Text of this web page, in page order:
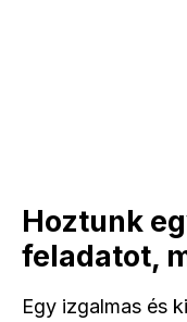
Hoztunk
feladatot,
Egy izgalmas és